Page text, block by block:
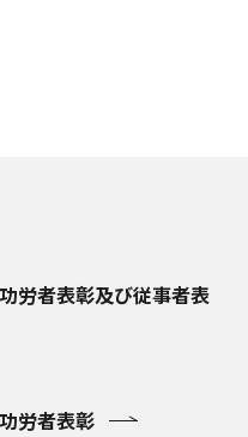
者表彰及び従事者表
労者表彰